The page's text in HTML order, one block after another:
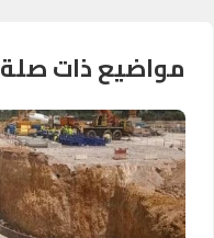
مواضيع ذات صلة